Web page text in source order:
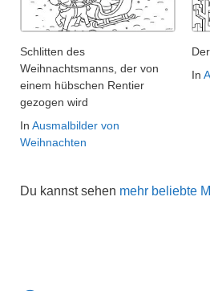
Schlitten des
Weihnachtsmanns, der von
einem hübschen Rentier
gezogen wird
In Ausmalbilder von
Weihnachten
In
Du kannst sehen mehr beliebte